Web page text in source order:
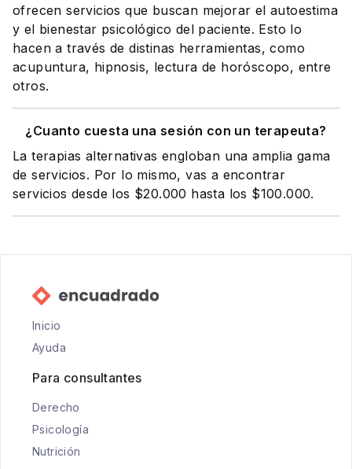
ofrecen servicios que buscan mejorar el autoestima
y el bienestar psicológico del paciente. Esto lo
hacen a través de distinas herramientas, como
acupuntura, hipnosis, lectura de horóscopo, entre
otros.
¿Cuanto cuesta una sesión con un terapeuta?
La terapias alternativas engloban una amplia gama
de servicios. Por lo mismo, vas a encontrar
servicios desde los $20.000 hasta los $100.000.
Inicio
Ayuda
Para consultantes
Derecho
Psicología
Nutrición